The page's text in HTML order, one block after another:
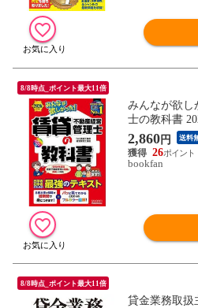
8/8時点_ポイント最大11倍
みんなが欲し
士の教科書
経営管理士講
2,860円 送料
26
bookfan
8/8時点_ポイント最大11倍
貸金業務取扱